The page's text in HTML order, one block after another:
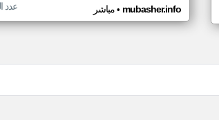
مباشر• mubasher.info عدد